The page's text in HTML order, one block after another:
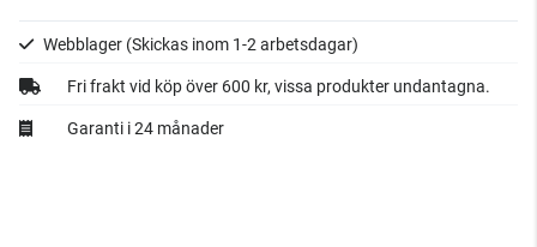
Webblager (Skickas inom 1-2 arbetsdagar)
Fri frakt vid köp över 600 kr, vissa produkter undantagna.
Garanti i 24 månader